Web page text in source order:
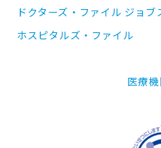
ドクターズ・ファイル ジョブ
ホスピタルズ・ファイル
医療